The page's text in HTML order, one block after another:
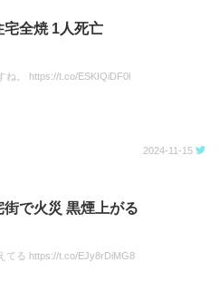
宅全焼 1人死亡
ね。 https://t.co/ESKIQiDF0l
2024-11-15
で火災 黒煙上がる
てる https://t.co/EJy8rDiMG8